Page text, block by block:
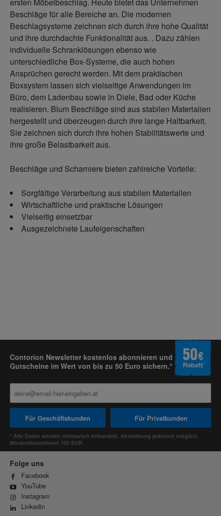
Beschläge für alle Bereiche an. Die modernen
Beschlagsysteme zeichnen sich durch ihre hohe Qualität
und ihre durchdachte Funktionalität aus. . Dazu zählen
individuelle Schranklösungen ebenso wie
unterschiedliche Box-Systeme, die auch hohen
Ansprüchen gerecht werden. Mit dem praktischen
Boxsystem lassen sich vielseitige Anwendungen im
Büro, dem Ladenbau sowie in Diele, Bad oder Küche
realisieren. Blum Beschläge sind aus stabilen Materialien
hergestellt und überzeugen durch ihre lange Haltbarkeit.
Sie zeichnen sich durch ihre hohen Stabilitätswerte und
ihre große Belastbarkeit aus.
Beschläge und Scharniere bieten zahlreiche Vorteile:
Sorgfältige Verarbeitung aus stabilen Materialien
Wirtschaftliche und praktische Lösungen
Vielseitig einsetzbar
Ausgezeichnete Laufeigenschaften
Contorion Newsletter kostenlos abonnieren und
Gutscheine im Wert von bis zu 50 Euro sichern.*
Für Geschäftskunden Für Privatkunden
* Alle Daten werden vertraulich behandelt. Abmeldung jederzeit möglich.
Mindestbestellwert 100 EUR.
Folge uns
Facebook
YouTube
Instagram
Linkedin